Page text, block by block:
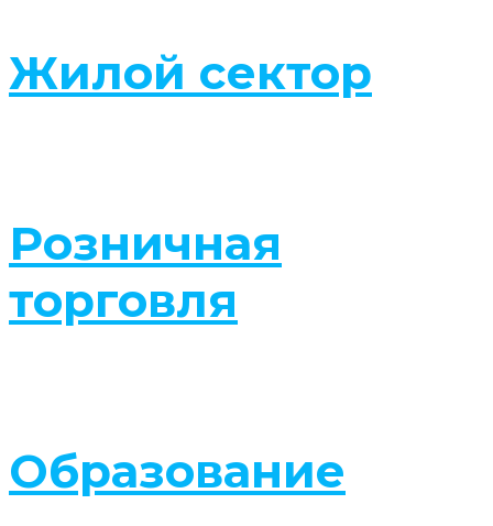
Жилой сектор
Розничная
торговля
Образование